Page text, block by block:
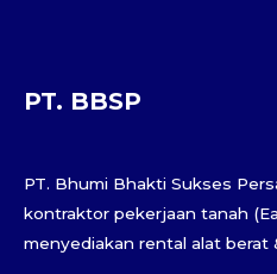
PT. BBSP
PT. Bhumi Bhakti Sukses
kontraktor pekerjaan tanah
menyediakan rental alat berat